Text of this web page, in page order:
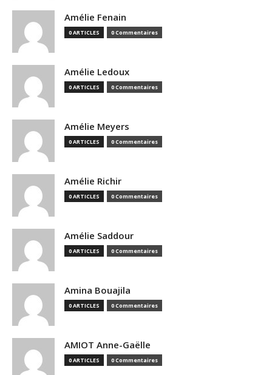
Amélie Fenain
0 ARTICLES 0 Commentaires
Amélie Ledoux
0 ARTICLES 0 Commentaires
Amélie Meyers
0 ARTICLES 0 Commentaires
Amélie Richir
0 ARTICLES 0 Commentaires
Amélie Saddour
0 ARTICLES 0 Commentaires
Amina Bouajila
0 ARTICLES 0 Commentaires
AMIOT Anne-Gaëlle
0 ARTICLES 0 Commentaires